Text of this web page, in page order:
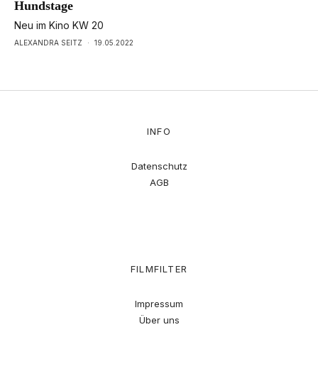
Hundstage
Neu im Kino KW 20
ALEXANDRA SEITZ · 19.05.2022
INFO
Datenschutz
AGB
FILMFILTER
Impressum
Über uns